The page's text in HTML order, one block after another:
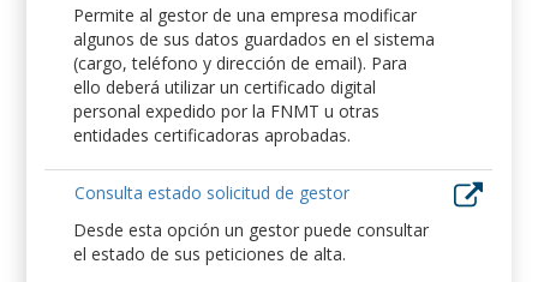
Permite al gestor de una empresa modificar
algunos de sus datos guardados en el sistema
(cargo, teléfono y dirección de email). Para
ello deberá utilizar un certificado digital
personal expedido por la FNMT u otras
entidades certificadoras aprobadas.
Consulta estado solicitud de gestor
Desde esta opción un gestor puede consultar
el estado de sus peticiones de alta.